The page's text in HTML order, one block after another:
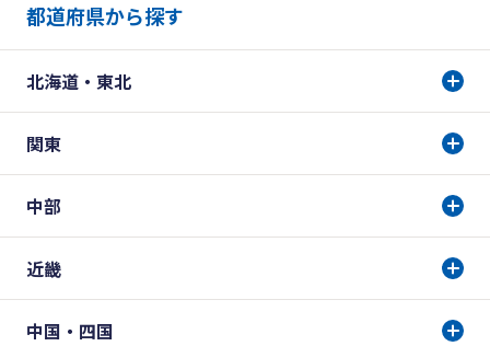
都道府県から探す
北海道・東北
関東
中部
近畿
中国・四国